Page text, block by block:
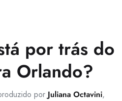
por trás do
Orlando?
por Juliana Octavini,